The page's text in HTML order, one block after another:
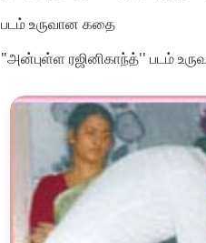
படம் உருவான கதை
"அன்புள்ள ரஜினிகாந்த்'' படம்